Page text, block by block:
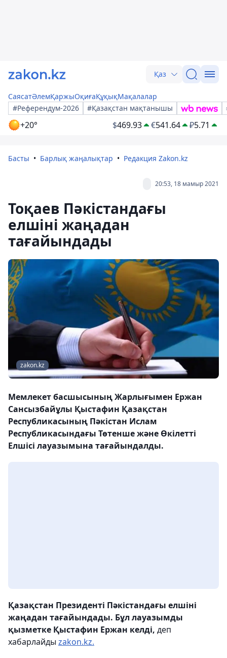
Қаз
СаясатӘлемҚаржыОқиғаҚұқықМақалалар
#Референдум-2026
#Қазақстан мақтанышы
+20° $469.93 €541.64 ₽5.71
Басты Барлық жаңалықтар Редакция Zakon.kz
20:53, 18 мамыр 2021
Тоқаев Пәкістандағы
елшіні жаңадан
тағайындады
zakon.kz
Мемлекет басшысының Жарлығымен Ержан
Сансызбайұлы Қыстафин Қазақстан
Республикасының Пәкістан Ислам
Республикасындағы Төтенше және Өкілетті
Елшісі лауазымына тағайындалды.
Қазақстан Президенті Пәкістандағы елшіні
жаңадан тағайындады. Бұл лауазымды
қызметке Қыстафин Ержан келді, деп
хабарлайды zakon.kz.